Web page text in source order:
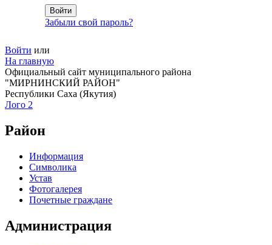
Забыли свой пароль?
Войти или
На главную
Официальный сайт муниципального района
"МИРНИНСКИЙ РАЙОН"
Республики Саха (Якутия)
Лого 2
Район
Информация
Символика
Устав
Фотогалерея
Почетные граждане
Администрация